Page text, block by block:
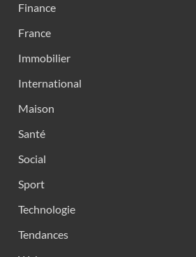
Finance
France
Immobilier
International
Maison
Santé
Social
Sport
Technologie
Tendances